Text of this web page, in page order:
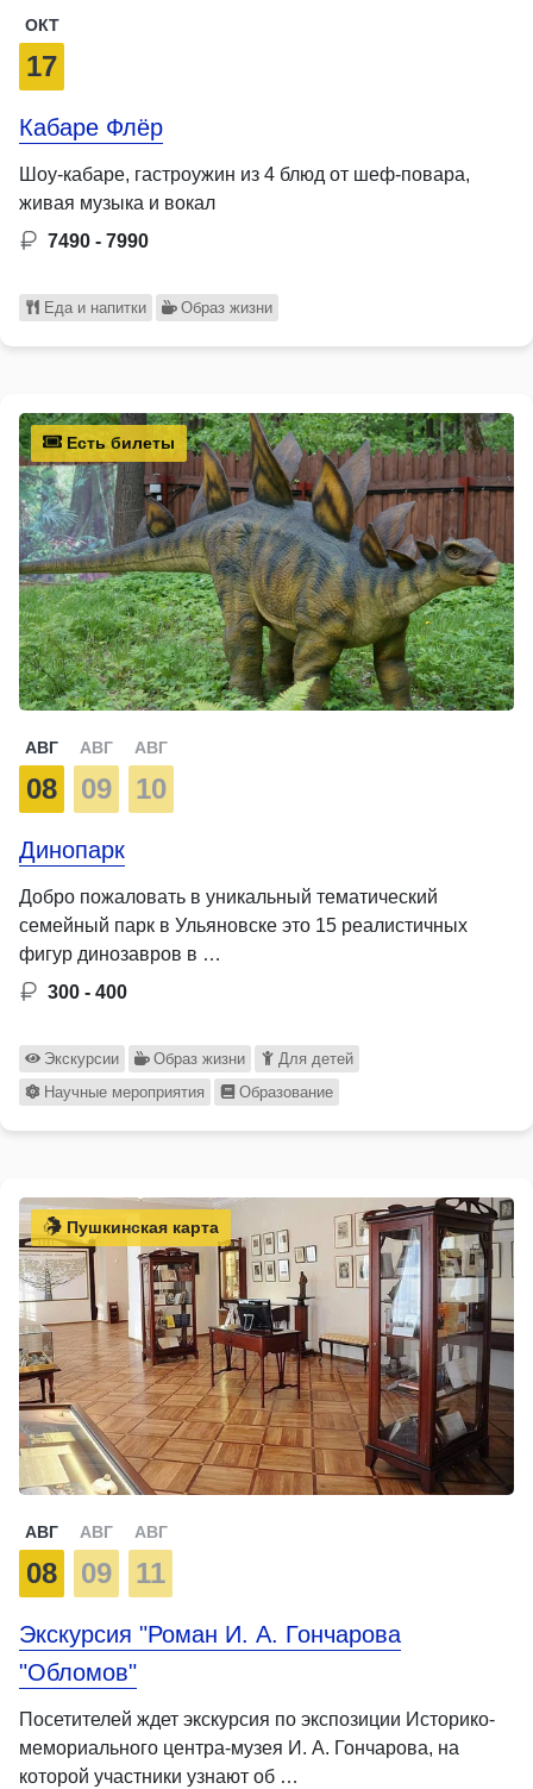
ОКТ
17
Кабаре Флёр
Шоу-кабаре, гастроужин из 4 блюд от шеф-повара,
живая музыка и вокал
7490 - 7990
Еда и напитки Образ жизни
Есть билеты
АВГ
08
АВГ
09
АВГ
10
Динопарк
Добро пожаловать в уникальный тематический
семейный парк в Ульяновске это 15 реалистичных
фигур динозавров в …
300 - 400
Экскурсии Образ жизни
Для детей
Научные мероприятия
Образование
Пушкинская карта
АВГ
08
АВГ
09
АВГ
11
Экскурсия "Роман И. А. Гончарова
"Обломов"
Посетителей ждет экскурсия по экспозиции Историко-
мемориального центра-музея И. А. Гончарова, на
которой участники узнают об …